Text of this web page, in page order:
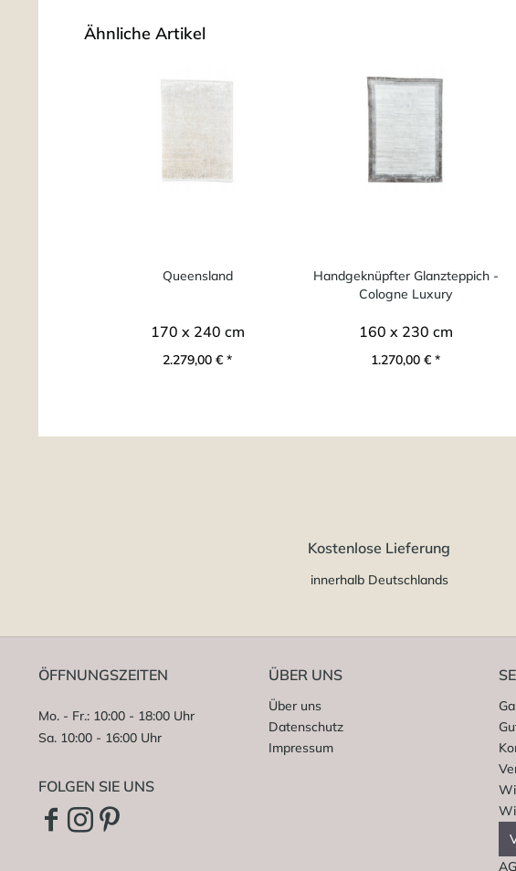
Ähnliche Artikel
Queensland
170 x 240 cm
2.279,00 € *
Handgeknüpfter Glanzteppich -
Cologne Luxury
160 x 230 cm
1.270,00 € *
Kostenlose Lieferung
innerhalb Deutschlands
ÖFFNUNGSZEITEN
Mo. - Fr.: 10:00 - 18:00 Uhr
Sa. 10:00 - 16:00 Uhr
FOLGEN SIE UNS
ÜBER UNS
Über uns
Datenschutz
Impressum